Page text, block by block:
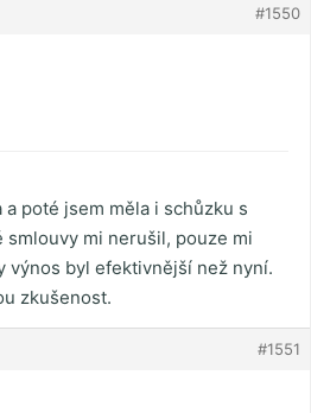
#1550
poté jsem měla i schůzku s
smlouvy mi nerušil, pouze mi
výnos byl efektivnější než nyní.
zkušenost.
#1551